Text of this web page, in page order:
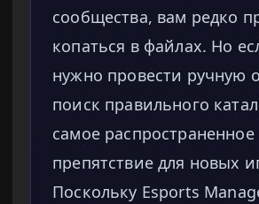
сообщества, вам редко
копаться в файлах. Но
нужно провести ручную
поиск правильного
самое распространенное
препятствие для новых
Поскольку Esports